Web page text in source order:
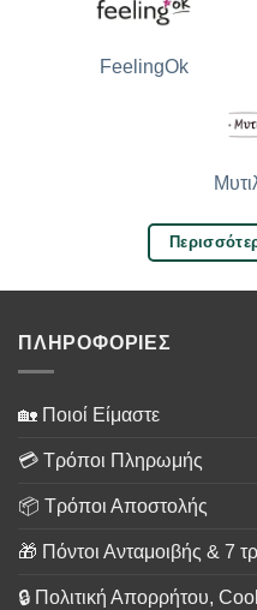
FeelingOk
ΠΛΗΡΟΦΟΡΙΕΣ
🏡 Ποιοί Είμαστε
💳 Τρόποι Πληρωμής
📦 Τρόποι Αποστολής
🎁 Πόντοι Ανταμοιβής & 7
🔒 Πολιτική Απορρήτου,